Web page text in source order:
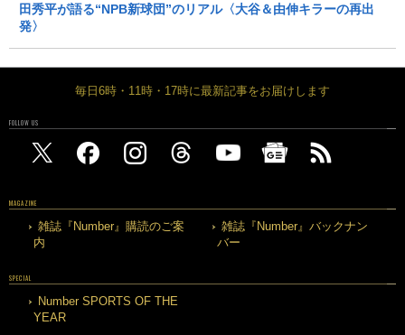
田秀平が語る“NPB新球団”のリアル〈大谷＆由伸キラーの再出
発〉
毎日6時・11時・17時に最新記事をお届けします
FOLLOW US
MAGAZINE
雑誌『Number』購読のご案
内
雑誌『Number』バックナン
バー
SPECIAL
Number SPORTS OF THE
YEAR